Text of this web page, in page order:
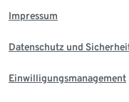
Impressum
Datenschutz und
Einwilligungsmanagement